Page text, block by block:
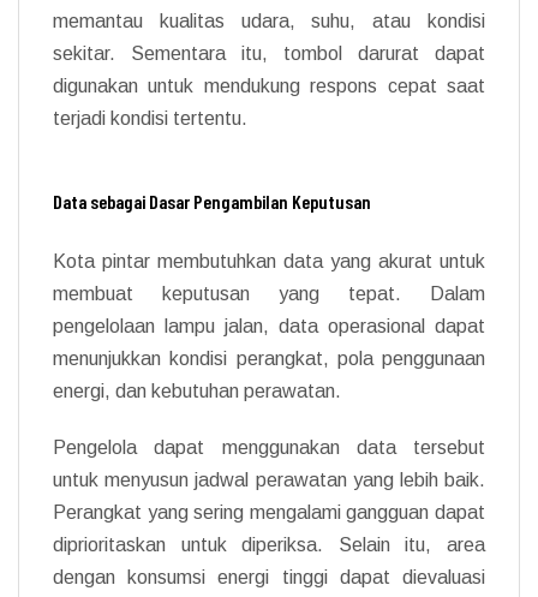
memantau kualitas udara, suhu, atau kondisi
sekitar. Sementara itu, tombol darurat dapat
digunakan untuk mendukung respons cepat saat
terjadi kondisi tertentu.
Data sebagai Dasar Pengambilan Keputusan
Kota pintar membutuhkan data yang akurat untuk
membuat keputusan yang tepat. Dalam
pengelolaan lampu jalan, data operasional dapat
menunjukkan kondisi perangkat, pola penggunaan
energi, dan kebutuhan perawatan.
Pengelola dapat menggunakan data tersebut
untuk menyusun jadwal perawatan yang lebih baik.
Perangkat yang sering mengalami gangguan dapat
diprioritaskan untuk diperiksa. Selain itu, area
dengan konsumsi energi tinggi dapat dievaluasi